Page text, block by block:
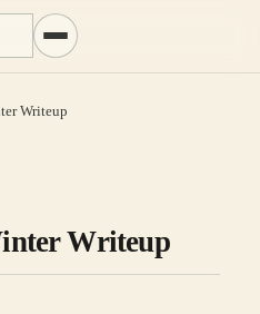
Writeup
Writeup